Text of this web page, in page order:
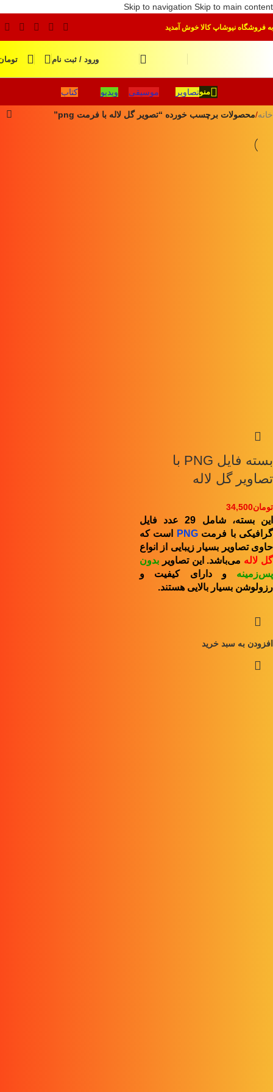
Skip to navigation Skip to main content
به فروشگاه نیوشاپ کالا خوش آمدید
ورود / ثبت نام
منوتصاویر موسیقی ویدیو کتاب
خانه/محصولات برچسب خورده “تصویر گل لاله با فرمت png”
بسته فایل PNG با
تصاویر گل لاله
تومان34,500
این بسته، شامل 29 عدد فایل
گرافیکی با فرمتPNG
است که
حاوی تصاویر بسیار زیبایی از انواع
گل لاله می‌باشد. این تصاویر بدون
پس‌زمینه ودارای کیفیت و
رزولوشن بسیار بالایی هستند.
افزودن به سبد خرید